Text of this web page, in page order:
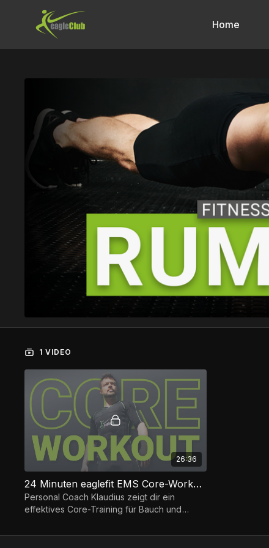
Home
1 VIDEO
26:36
24 Minuten eaglefit EMS Core-Workout
Personal Coach Klaudius zeigt dir ein
effektives Core-Training für Bauch und
Anzug und die POWERBox